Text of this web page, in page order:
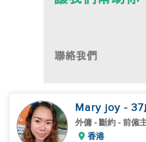
Mary joy - 37
外傭 - 斷約 - 前僱
香港